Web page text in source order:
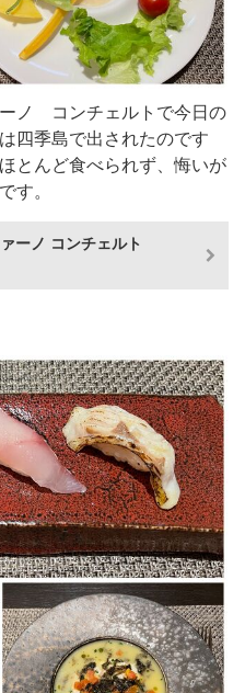
ノ コンチェルトで今日の
四季島で出されたのです
とんど食べられず、悔いが
す。
ーノ コンチェルト